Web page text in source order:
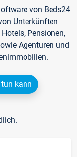
von Beds24
Unterkünften
Pensionen,
Agenturen und
tun kann